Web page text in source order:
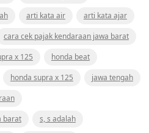
arti kata air
arti kata ajar
cara cek pajak kendaraan jawa barat
x 125
honda beat
honda supra x 125
jawa tengah
barat
s, s adalah